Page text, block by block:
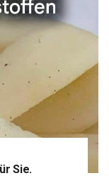
Sie.